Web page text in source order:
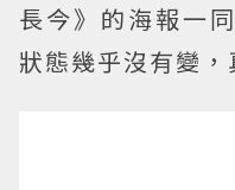
長今》的海報一
狀態幾乎沒有變，